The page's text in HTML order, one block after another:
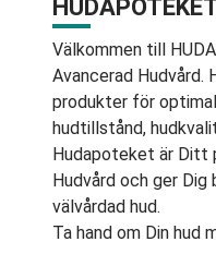
Välkommen till
Avancerad Hudvård.
produkter för
hudtillstånd,
Hudapoteket är Ditt
Hudvård och ger
välvårdad hud.
Ta hand om Din hud